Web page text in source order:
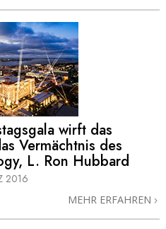
wirft das
Vermächtnis des
L. Ron Hubbard
2016
MEHR ERFAHREN